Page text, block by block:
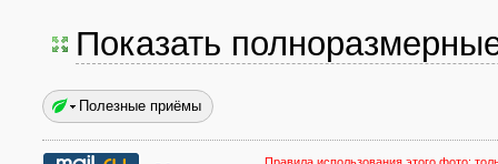
Показать
Полезные приёмы